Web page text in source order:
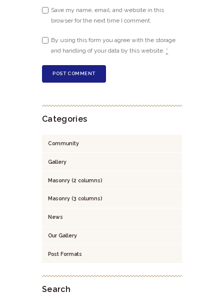
Save my name, email, and website in this
browser for the next time I comment.
By using this form you agree with the storage
and handling of your data by this website. *
Categories
Community
Gallery
Masonry (2 columns)
Masonry (3 columns)
News
Our Gallery
Post Formats
Search